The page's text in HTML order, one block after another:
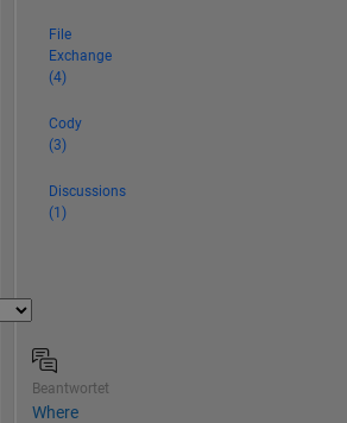
File
Exchange
(4)
Cody
(3)
Discussions
(1)
Beantwortet
Where